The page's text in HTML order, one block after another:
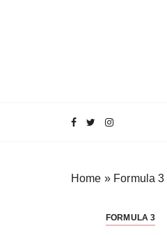
Home » Formula 3
FORMULA 3